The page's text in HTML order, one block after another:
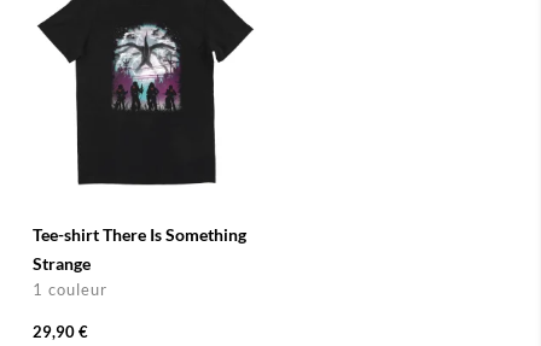
Tee-shirt There Is Something
Strange
1 couleur
29,90 €